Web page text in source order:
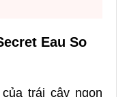
Eau So
trái cây ngon